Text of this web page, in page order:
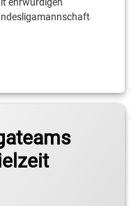
ehrwürdigen